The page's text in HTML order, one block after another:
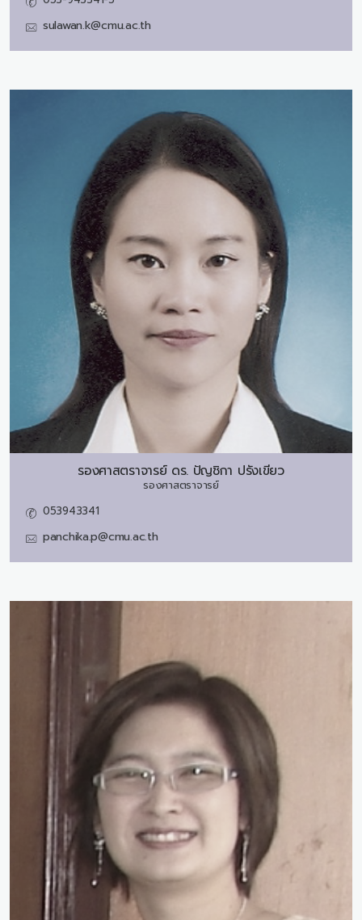
sulawan.k@cmu.ac.th
รองศาสตราจารย์ ดร. ปัญชิกา ปรังเขียว
รองศาสตราจารย์
053943341
panchika.p@cmu.ac.th